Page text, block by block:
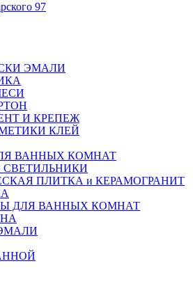
97
ЭМАЛИ
И КРЕПЕЖ
КЛЕЙ
ВАННЫХ КОМНАТ
ПЛИТКА и КЕРАМОГРАНИТ
ДЛЯ ВАННЫХ КОМНАТ